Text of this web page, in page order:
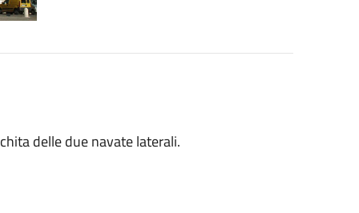
delle due navate laterali.